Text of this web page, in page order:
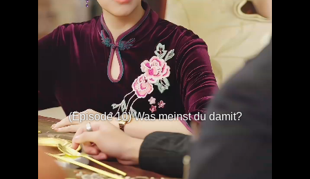
(Episode 10) Was meinst du damit?